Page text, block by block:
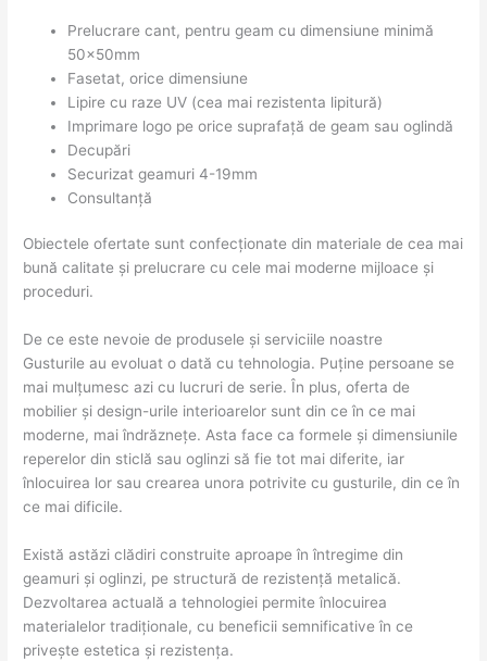
Prelucrare cant, pentru geam cu dimensiune minimă
50x50mm
Fasetat, orice dimensiune
Lipire cu raze UV (cea mai rezistenta lipitură)
Imprimare logo pe orice suprafață de geam sau oglindă
Decupări
Securizat geamuri 4-19mm
Consultanță
Obiectele ofertate sunt confecționate din materiale de cea mai
bună calitate și prelucrare cu cele mai moderne mijloace și
proceduri.
De ce este nevoie de produsele și serviciile noastre
Gusturile au evoluat o dată cu tehnologia. Puține persoane se
mai mulțumesc azi cu lucruri de serie. În plus, oferta de
mobilier și design-urile interioarelor sunt din ce în ce mai
moderne, mai îndrăznețe. Asta face ca formele și dimensiunile
reperelor din sticlă sau oglinzi să fie tot mai diferite, iar
înlocuirea lor sau crearea unora potrivite cu gusturile, din ce în
ce mai dificile.
Există astăzi clădiri construite aproape în întregime din
geamuri și oglinzi, pe structură de rezistență metalică.
Dezvoltarea actuală a tehnologiei permite înlocuirea
materialelor tradiționale, cu beneficii semnificative în ce
privește estetica și rezistența.